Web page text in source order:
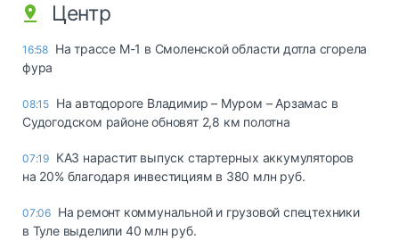
Центр
16:58 На трассе М-1 в Смоленской области дотла сгорела
фура
08:15 На автодороге Владимир – Муром – Арзамас в
Судогодском районе обновят 2,8 км полотна
07:19 КАЗ нарастит выпуск стартерных аккумуляторов
на 20% благодаря инвестициям в 380 млн руб.
07:06 На ремонт коммунальной и грузовой спецтехники
в Туле выделили 40 млн руб.